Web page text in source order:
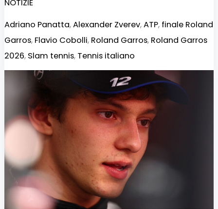
NOTIZIE
Adriano Panatta,Alexander Zverev,ATP, finale Roland
Garros, Flavio Cobolli, Roland Garros, Roland Garros
2026, Slam tennis, Tennis italiano
Antonelli
conquista
la
pole:
Verstappen
beffato,